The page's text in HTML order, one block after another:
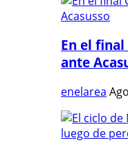
En el
ante
enelarea